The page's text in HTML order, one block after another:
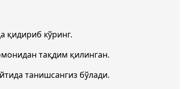
қидириб кўринг.
тақдим қилинган.
танишсангиз бўлади.